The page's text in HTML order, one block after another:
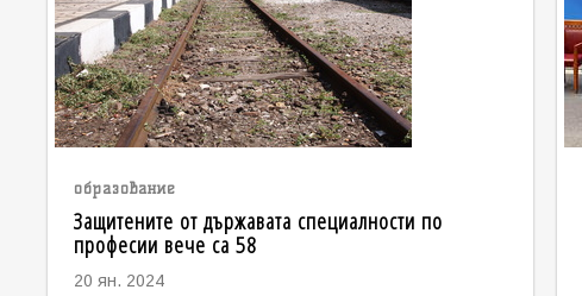
образование
Защитените от държавата специалности по
професии вече са 58
20 ян. 2024